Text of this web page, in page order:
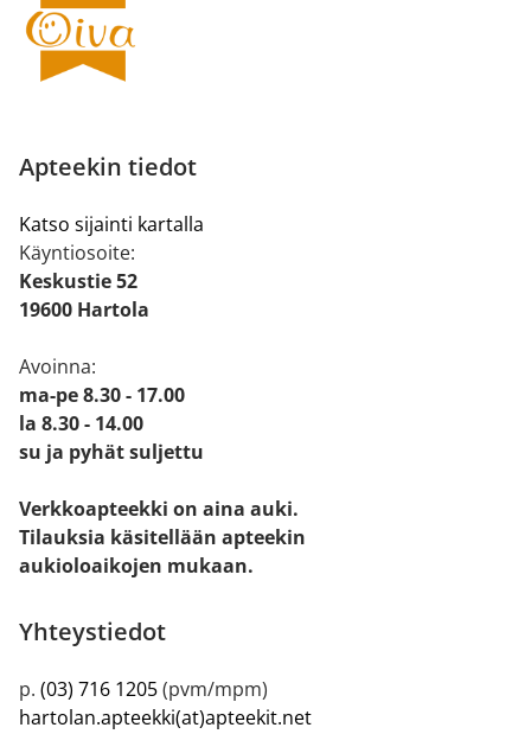
Apteekin tiedot
Katso sijainti kartalla
Käyntiosoite:
Keskustie 52
19600 Hartola
Avoinna:
ma-pe 8.30 - 17.00
la 8.30 - 14.00
su ja pyhät suljettu
Verkkoapteekki on aina auki.
Tilauksia käsitellään apteekin
aukioloaikojen mukaan.
Yhteystiedot
p. (03) 716 1205(pvm/mpm)
hartolan.apteekki(at)apteekit.net